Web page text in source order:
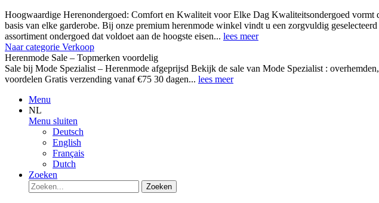
Hoogwaardige Herenondergoed: Comfort en Kwaliteit voor Elke Dag Kwaliteitsondergoed vormt
basis van elke garderobe. Bij onze premium herenmode winkel vindt u een zorgvuldig geselecteerd
assortiment ondergoed dat voldoet aan de hoogste eisen... lees meer
Naar categorie Verkoop
Herenmode Sale – Topmerken voordelig
Sale bij Mode Spezialist – Herenmode afgeprijsd Bekijk de sale van Mode Spezialist :
voordelen Gratis verzending vanaf €75 30 dagen... lees meer
Menu
NL
Menu sluiten
Deutsch
English
Français
Dutch
Zoeken
Zoeken